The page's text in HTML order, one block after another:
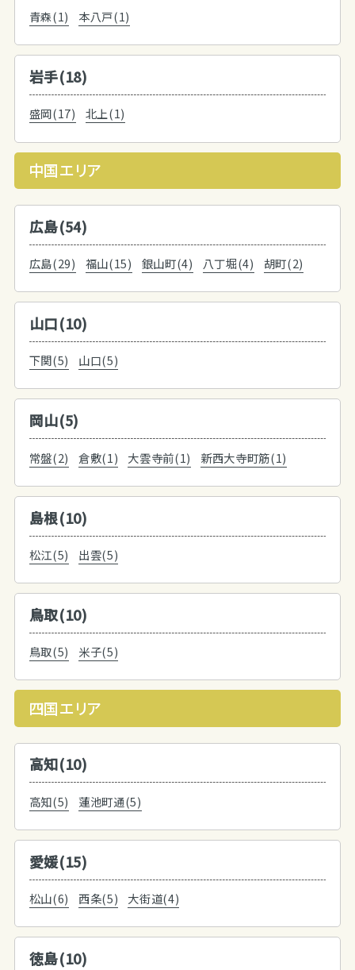
青森(1) 本八戸(1)
岩手(18)
盛岡(17) 北上(1)
中国エリア
広島(54)
広島(29) 福山(15) 銀山町(4) 八丁堀(4) 胡町(2)
山口(10)
下関(5) 山口(5)
岡山(5)
常盤(2) 倉敷(1) 大雲寺前(1) 新西大寺町筋(1)
島根(10)
松江(5) 出雲(5)
鳥取(10)
鳥取(5) 米子(5)
四国エリア
高知(10)
高知(5) 蓮池町通(5)
愛媛(15)
松山(6) 西条(5) 大街道(4)
徳島(10)